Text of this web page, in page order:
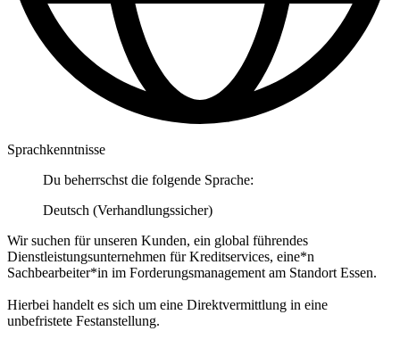
Sprachkenntnisse
Du beherrschst die folgende Sprache:
Deutsch (Verhandlungssicher)
Wir suchen für unseren Kunden, ein global führendes
Dienstleistungsunternehmen für Kreditservices, eine*n
Sachbearbeiter*in im Forderungsmanagement am Standort Essen.
Hierbei handelt es sich um eine Direktvermittlung in eine
unbefristete Festanstellung.